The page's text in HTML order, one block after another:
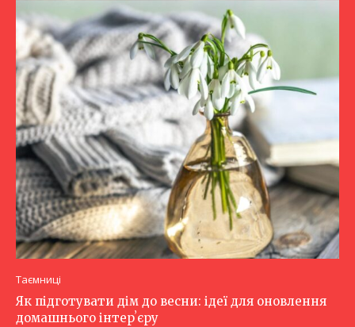
Таємниці
Як підготувати дім до весни: ідеї для оновлення
домашнього інтерʼєру